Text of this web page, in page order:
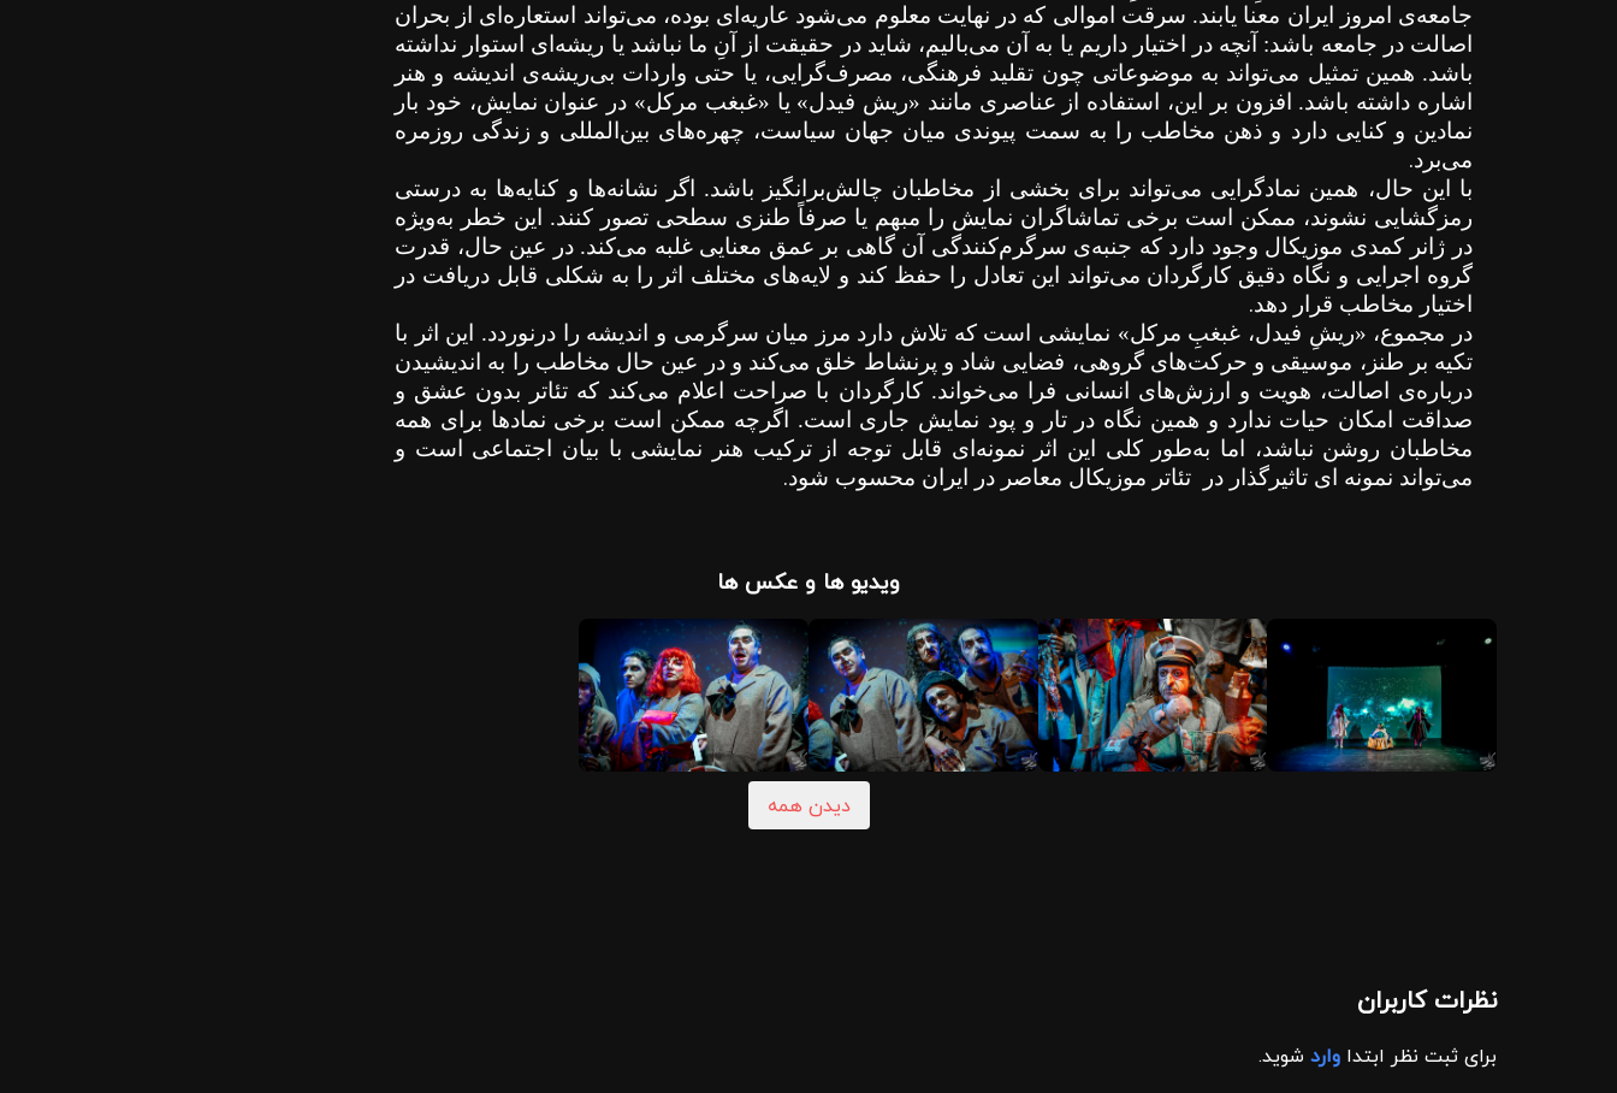
جامعه‌ی امروز ایران معنا یابند. سرقت اموالی که در نهایت معلوم می‌شود عاریه‌ای بوده، می‌تواند استعاره‌ای از بحران
اصالت در جامعه باشد: آنچه در اختیار داریم یا به آن می‌بالیم، شاید در حقیقت از آنِ ما نباشد یا ریشه‌ای استوار نداشته
باشد. همین تمثیل می‌تواند به موضوعاتی چون تقلید فرهنگی، مصرف‌گرایی، یا حتی واردات بی‌ریشه‌ی اندیشه و هنر
اشاره داشته باشد. افزون بر این، استفاده از عناصری مانند «ریش فیدل» یا «غبغب مرکل» در عنوان نمایش، خود بار
نمادین و کنایی دارد و ذهن مخاطب را به سمت پیوندی میان جهان سیاست، چهره‌های بین‌المللی و زندگی روزمره
می‌برد.
با این حال، همین نمادگرایی می‌تواند برای بخشی از مخاطبان چالش‌برانگیز باشد. اگر نشانه‌ها و کنایه‌ها به درستی
رمزگشایی نشوند، ممکن است برخی تماشاگران نمایش را مبهم یا صرفاً طنزی سطحی تصور کنند. این خطر به‌ویژه
در ژانر کمدی موزیکال وجود دارد که جنبه‌ی سرگرم‌کنندگی آن گاهی بر عمق معنایی غلبه می‌کند. در عین حال، قدرت
گروه اجرایی و نگاه دقیق کارگردان می‌تواند این تعادل را حفظ کند و لایه‌های مختلف اثر را به شکلی قابل دریافت در
اختیار مخاطب قرار دهد.
در مجموع، «ریشِ فیدل، غبغبِ مرکل» نمایشی است که تلاش دارد مرز میان سرگرمی و اندیشه را درنوردد. این اثر با
تکیه بر طنز، موسیقی و حرکت‌های گروهی، فضایی شاد و پرنشاط خلق می‌کند و در عین حال مخاطب را به اندیشیدن
درباره‌ی اصالت، هویت و ارزش‌های انسانی فرا می‌خواند. کارگردان با صراحت اعلام می‌کند که تئاتر بدون عشق و
صداقت امکان حیات ندارد و همین نگاه در تار و پود نمایش جاری است. اگرچه ممکن است برخی نمادها برای همه
مخاطبان روشن نباشد، اما به‌طور کلی این اثر نمونه‌ای قابل توجه از ترکیب هنر نمایشی با بیان اجتماعی است و
می‌تواند نمونه ای تاثیرگذار در
تئاتر موزیکال معاصر در ایران محسوب شود.
ویدیو ها و عکس ها
دیدن همه
نظرات کاربران
برای ثبت نظر ابتدا وارد شوید.